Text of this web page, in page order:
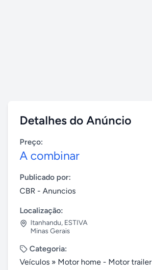
Detalhes do Anúncio
Preço:
A combinar
Publicado por:
CBR - Anuncios
Localização:
Itanhandu, ESTIVA
Minas Gerais
Categoria:
Veículos » Motor home - Motor trailer